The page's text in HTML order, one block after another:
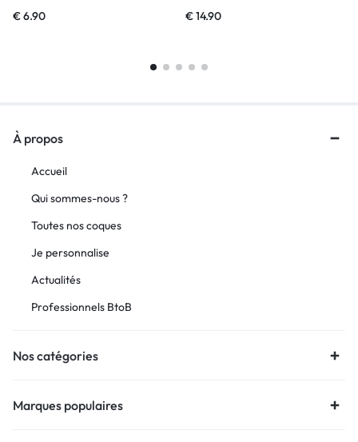
€6.90 €14.90
À propos
Accueil
Qui sommes-nous ?
Toutes nos coques
Je personnalise
Actualités
Professionnels BtoB
Nos catégories
Marques populaires